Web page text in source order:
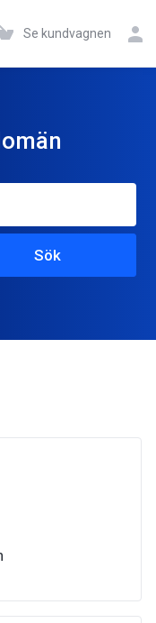
Se kundvagnen